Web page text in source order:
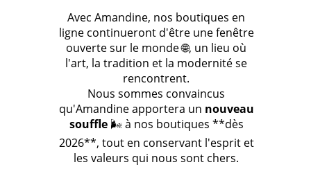
Avec Amandine, nos boutiques en
ligne continueront d'être une fenêtre
ouverte sur le monde 🌐, un lieu où
l'art, la tradition et la modernité se
rencontrent.
Nous sommes convaincus
qu'Amandine apportera un nouveau
souffle🌬️ à nos boutiques **dès
2026**, tout en conservant l'esprit et
les valeurs qui nous sont chers.